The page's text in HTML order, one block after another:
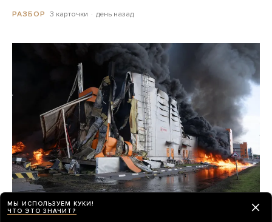
РАЗБОР 3 карточки день назад
МЫ ИСПОЛЬЗУЕМ КУКИ!
ЧТО ЭТО ЗНАЧИТ?